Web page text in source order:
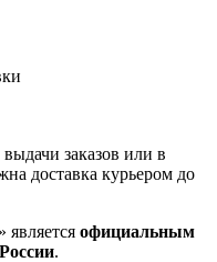
заказов или в
доставка курьером до
является официальным
.